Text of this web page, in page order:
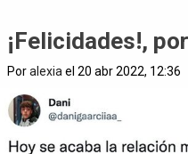
¡Felicidades!,
Poralexiael 20 abr 2022, 12:36